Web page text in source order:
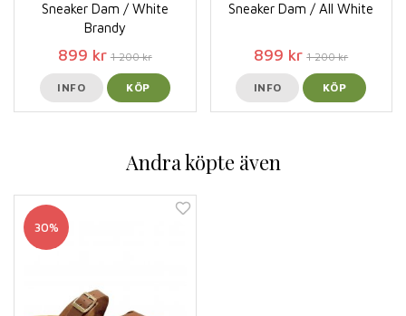
Sneaker Dam / White
Brandy
899 kr 1 200 kr
INFO KÖP
Sneaker Dam / All White
899 kr 1 200 kr
INFO KÖP
Andra köpte även
30%